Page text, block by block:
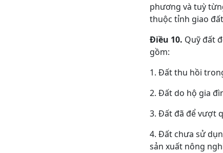
phương và tuỳ
thuộc tỉnh giao
Điều 10. Quỹ đất
gồm:
1. Đất thu hồi
2. Đất do hộ gia
3. Đất đã để vượt
4. Đất chưa sử
sản xuất nông